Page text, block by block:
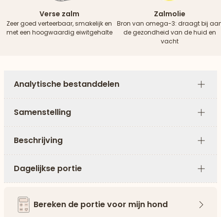
Verse zalm
Zeer goed verteerbaar, smakelijk en
met een hoogwaardig eiwitgehalte
Zalmolie
Bron van omega-3: draagt ​​bij
de gezondheid van de huid en
vacht
Analytische bestanddelen
Plus
Samenstelling
Plus
Beschrijving
Plus
Dagelijkse portie
Plus
Bereken de portie voor mijn hond